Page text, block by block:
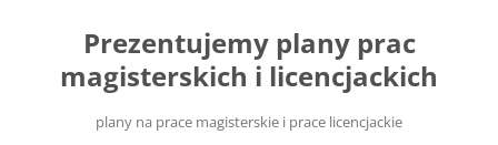
Prezentujemy plany prac
magisterskich i licencjackich
plany na prace magisterskie i prace licencjackie